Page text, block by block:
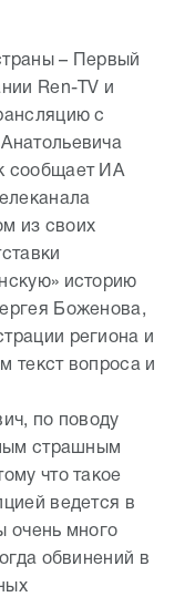
– Первый
Ren-TV и
с
сообщает ИА
из своих
историю
Боженова,
региона и
текст вопроса и
по поводу
страшным
что такое
ведется в
очень много
обвинений в